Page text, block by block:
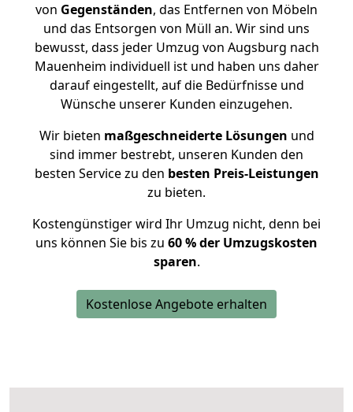
von Gegenständen, das Entfernen von Möbeln
und das Entsorgen von Müll an. Wir sind uns
bewusst, dass jeder Umzug von Augsburg nach
Mauenheim individuell ist und haben uns daher
darauf eingestellt, auf die Bedürfnisse und
Wünsche unserer Kunden einzugehen.
Wir bieten maßgeschneiderte Lösungen und
sind immer bestrebt, unseren Kunden den
besten Service zu den besten Preis-Leistungen
zu bieten.
Kostengünstiger wird Ihr Umzug nicht, denn bei
uns können Sie bis zu 60 % der Umzugskosten
sparen.
Kostenlose Angebote erhalten